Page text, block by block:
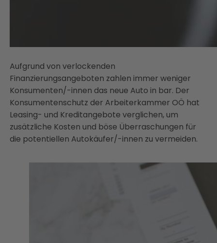
Aufgrund von verlockenden
Finanzierungsangeboten zahlen immer weniger
Konsumenten/-innen das neue Auto in bar. Der
Konsumentenschutz der Arbeiterkammer OÖ hat
Leasing- und Kreditangebote verglichen, um
zusätzliche Kosten und böse Überraschungen für
die potentiellen Autokäufer/-innen zu vermeiden.